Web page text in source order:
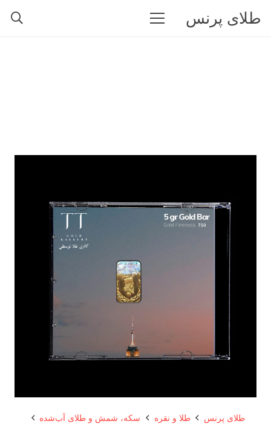
طلای پرنس
طلای پرنس طلا و نقره
سکه، شمش و طلای آب‌شده